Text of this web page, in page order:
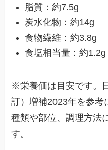
脂質：約7.5g
炭水化物：約14g
食物繊維：約3.8g
食塩相当量：約1.2g
※栄養価は目安です。
訂）増補2023年を参考
種類や部位、調理方法
す。